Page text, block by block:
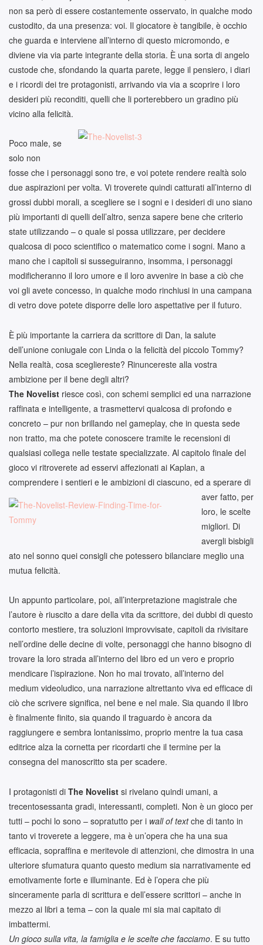
non sa però di essere costantemente osservato, in qualche modo
custodito, da una presenza: voi. Il giocatore è tangibile, è occhio
che guarda e interviene all’interno di questo micromondo, e
diviene via via parte integrante della storia. È una sorta di angelo
custode che, sfondando la quarta parete, legge il pensiero, i diari
e i ricordi dei tre protagonisti, arrivando via via a scoprire i loro
desideri più reconditi, quelli che li porterebbero un gradino più
vicino alla felicità.
Poco male, se
solo non
fosse che i personaggi sono tre, e voi potete rendere realtà solo
due aspirazioni per volta. Vi troverete quindi catturati all’interno di
grossi dubbi morali, a scegliere se i sogni e i desideri di uno siano
più importanti di quelli dell’altro, senza sapere bene che criterio
state utilizzando – o quale si possa utilizzare, per decidere
qualcosa di poco scientifico o matematico come i sogni. Mano a
mano che i capitoli si susseguiranno, insomma, i personaggi
modificheranno il loro umore e il loro avvenire in base a ciò che
voi gli avete concesso, in qualche modo rinchiusi in una campana
di vetro dove potete disporre delle loro aspettative per il futuro.
È più importante la carriera da scrittore di Dan, la salute
dell’unione coniugale con Linda o la felicità del piccolo Tommy?
Nella realtà, cosa scegliereste? Rinuncereste alla vostra
ambizione per il bene degli altri?
The Novelist riesce così, con schemi semplici ed una narrazione
raffinata e intelligente, a trasmettervi qualcosa di profondo e
concreto – pur non brillando nel gameplay, che in questa sede
non tratto, ma che potete conoscere tramite le recensioni di
qualsiasi collega nelle testate specializzate. Al capitolo finale del
gioco vi ritroverete ad esservi affezionati ai Kaplan, a
comprendere i sentieri e le ambizioni di ciascuno, ed a sperare di
aver fatto, per
loro, le scelte
migliori. Di
avergli bisbigli
ato nel sonno quei consigli che potessero bilanciare meglio una
mutua felicità.
Un appunto particolare, poi, all’interpretazione magistrale che
l’autore è riuscito a dare della vita da scrittore, dei dubbi di questo
contorto mestiere, tra soluzioni improvvisate, capitoli da rivisitare
nell’ordine delle decine di volte, personaggi che hanno bisogno di
trovare la loro strada all’interno del libro ed un vero e proprio
mendicare l’ispirazione. Non ho mai trovato, all’interno del
medium videoludico, una narrazione altrettanto viva ed efficace di
ciò che scrivere significa, nel bene e nel male. Sia quando il libro
è finalmente finito, sia quando il traguardo è ancora da
raggiungere e sembra lontanissimo, proprio mentre la tua casa
editrice alza la cornetta per ricordarti che il termine per la
consegna del manoscritto sta per scadere.
I protagonisti di The Novelist si rivelano quindi umani, a
trecentosessanta gradi, interessanti, completi. Non è un gioco per
tutti – pochi lo sono – sopratutto per i wall of textche di tanto in
tanto vi troverete a leggere, ma è un’opera che ha una sua
efficacia, sopraffina e meritevole di attenzioni, che dimostra in una
ulteriore sfumatura quanto questo medium sia narrativamente ed
emotivamente forte e illuminante. Ed è l’opera che più
sinceramente parla di scrittura e dell’essere scrittori – anche in
mezzo ai libri a tema – con la quale mi sia mai capitato di
imbattermi.
Un gioco sulla vita, la famiglia e le scelte che facciamo. E su tutto